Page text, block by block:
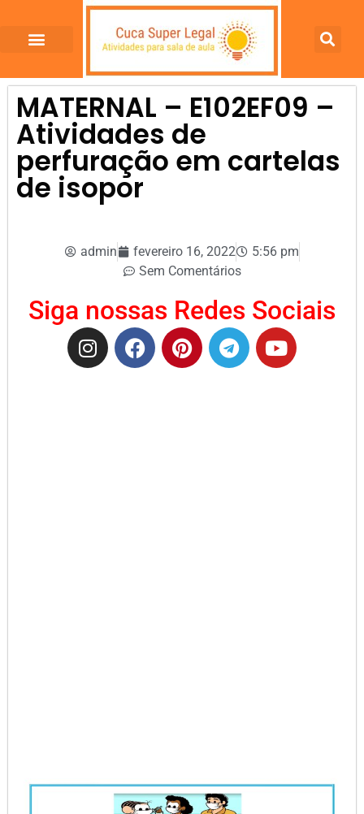
MATERNAL – E102EF09 –
Atividades de
perfuração em cartelas
de isopor
admin fevereiro 16, 2022
5:56 pm
Sem Comentários
Siga nossas Redes Sociais